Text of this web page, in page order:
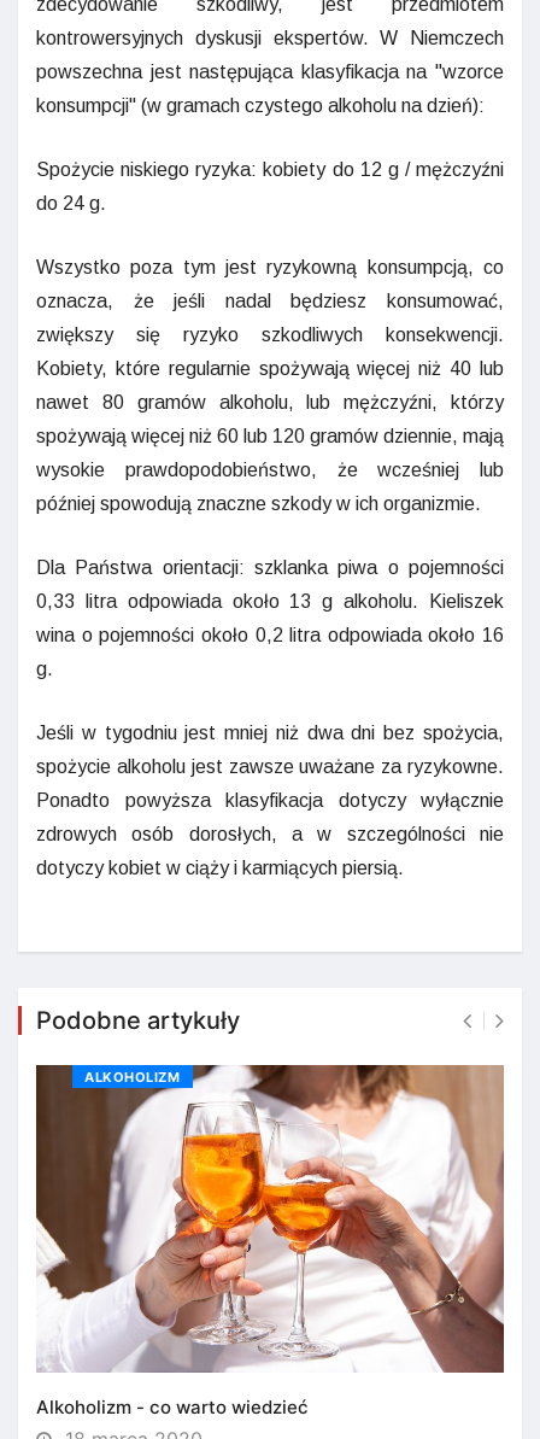
kontrowersyjnych dyskusji ekspertów. W Niemczech
powszechna jest następująca klasyfikacja na "wzorce
konsumpcji" (w gramach czystego alkoholu na dzień):
Spożycie niskiego ryzyka: kobiety do 12 g / mężczyźni
do 24 g.
Wszystko poza tym jest ryzykowną konsumpcją, co
oznacza, że jeśli nadal będziesz konsumować,
zwiększy się ryzyko szkodliwych konsekwencji.
Kobiety, które regularnie spożywają więcej niż 40 lub
nawet 80 gramów alkoholu, lub mężczyźni, którzy
spożywają więcej niż 60 lub 120 gramów dziennie, mają
wysokie prawdopodobieństwo, że wcześniej lub
później spowodują znaczne szkody w ich organizmie.
Dla Państwa orientacji: szklanka piwa o pojemności
0,33 litra odpowiada około 13 g alkoholu. Kieliszek
wina o pojemności około 0,2 litra odpowiada około 16
g.
Jeśli w tygodniu jest mniej niż dwa dni bez spożycia,
spożycie alkoholu jest zawsze uważane za ryzykowne.
Ponadto powyższa klasyfikacja dotyczy wyłącznie
zdrowych osób dorosłych, a w szczególności nie
dotyczy kobiet w ciąży i karmiących piersią.
Podobne artykuły
ALKOHOLIZM
Alkoholizm - co warto wiedzieć